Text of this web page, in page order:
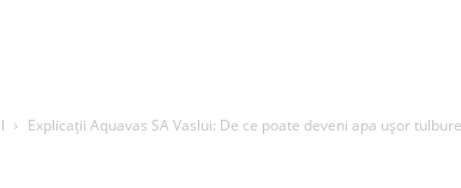
Explicații Aquavas SA Vaslui: De ce poate deveni apa ușor